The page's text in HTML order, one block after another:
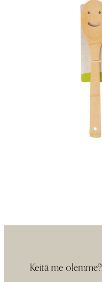
Keitä me olemme?